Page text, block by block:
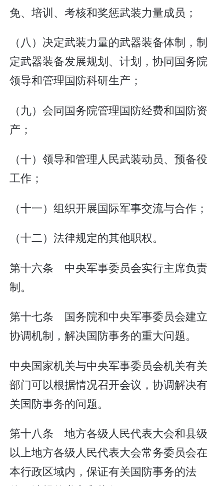
免、培训、考核和奖惩武装力量成员；
（八）决定武装力量的武器装备体制，制
定武器装备发展规划、计划，协同国务院
领导和管理国防科研生产；
（九）会同国务院管理国防经费和国防资
产；
（十）领导和管理人民武装动员、预备役
工作；
（十一）组织开展国际军事交流与合作；
（十二）法律规定的其他职权。
第十六条 中央军事委员会实行主席负责
制。
第十七条 国务院和中央军事委员会建立
协调机制，解决国防事务的重大问题。
中央国家机关与中央军事委员会机关有关
部门可以根据情况召开会议，协调解决有
关国防事务的问题。
第十八条 地方各级人民代表大会和县级
以上地方各级人民代表大会常务委员会在
本行政区域内，保证有关国防事务的法